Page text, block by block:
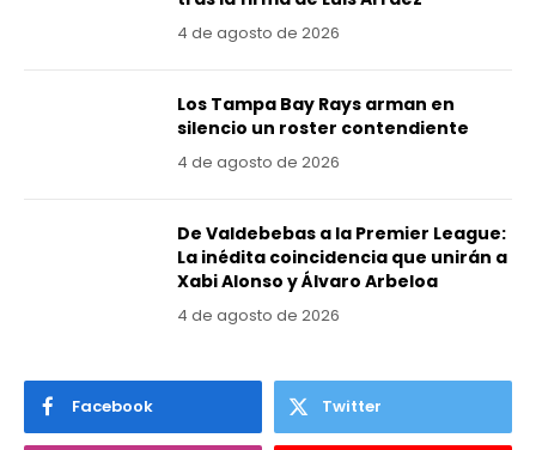
4 de agosto de 2026
Los Tampa Bay Rays arman en
silencio un roster contendiente
4 de agosto de 2026
De Valdebebas a la Premier League:
La inédita coincidencia que unirán a
Xabi Alonso y Álvaro Arbeloa
4 de agosto de 2026
Facebook Twitter